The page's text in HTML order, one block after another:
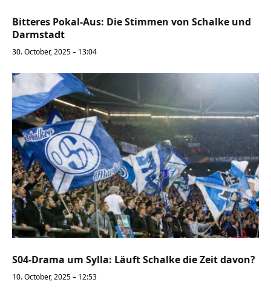
Bitteres Pokal-Aus: Die Stimmen von Schalke und
Darmstadt
30. October, 2025 – 13:04
S04-Drama um Sylla: Läuft Schalke die Zeit davon?
10. October, 2025 – 12:53